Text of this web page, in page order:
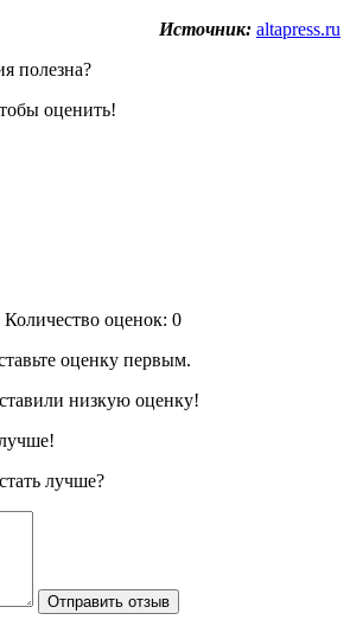
Источник: altapress.ru
полезна?
оценить!
Количество оценок: 0
оценку первым.
низкую оценку!
лучше?
Отправить отзыв